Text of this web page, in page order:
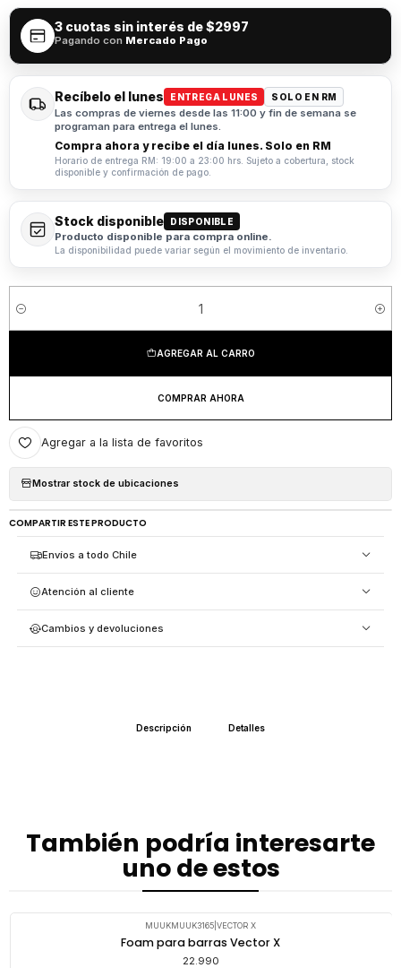
3 cuotas sin interés de$2997
Pagando con Mercado Pago
Recíbelo el lunes ENTREGA LUNES SOLO EN RM
Las compras de viernes desde las 11:00 y fin de semana se
programan para entrega el lunes.
Compra ahora y recibe el día lunes. Solo en RM
Horario de entrega RM: 19:00 a 23:00 hrs. Sujeto a cobertura, stock
disponible y confirmación de pago.
Stock disponible DISPONIBLE
Producto disponible para compra online.
La disponibilidad puede variar según el movimiento de inventario.
Cantidad
AGREGAR AL CARRO
COMPRAR AHORA
Agregar a la lista de favoritos
Mostrar stock de ubicaciones
COMPARTIR ESTE PRODUCTO
Envíos a todo Chile
Atención al cliente
Cambios y devoluciones
Descripción Detalles
También podría interesarte
uno de estos
MUUKMUUK3165 VECTOR X
Foam para barras Vector X
22.990